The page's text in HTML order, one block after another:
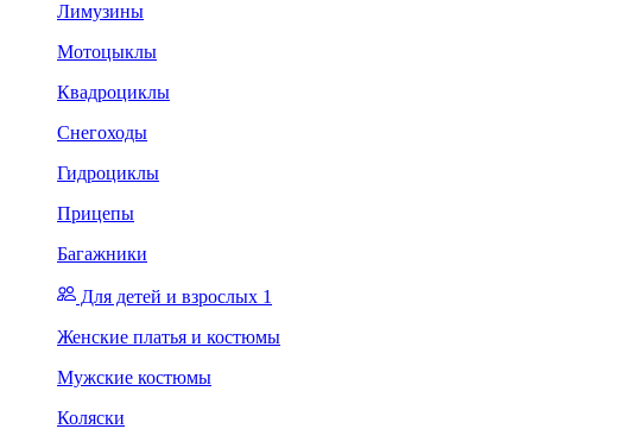
Лимузины
Мотоцыклы
Квадроциклы
Снегоходы
Гидроциклы
Прицепы
Багажники
Для детей и взрослых 1
Женские платья и костюмы
Мужские костюмы
Коляски